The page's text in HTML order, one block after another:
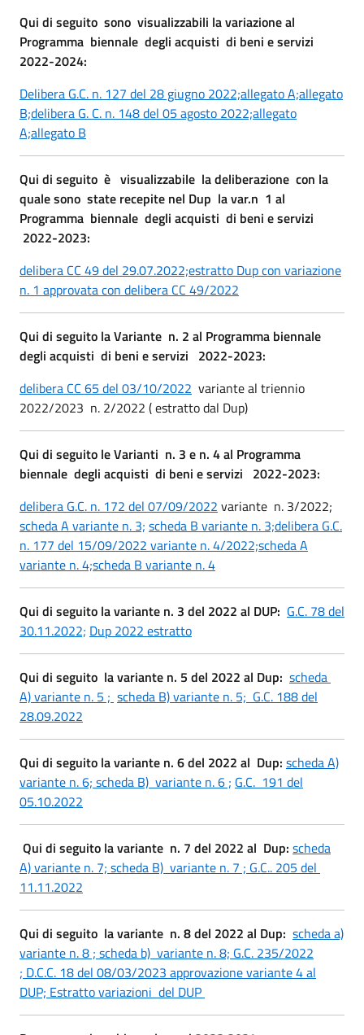
Qui di seguito sono visualizzabili la variazione al
Programma biennale degli acquisti di beni e servizi
2022-2024:
Delibera G.C. n. 127 del 28 giugno 2022;allegato A;allegato
B;delibera G. C. n. 148 del 05 agosto 2022;allegato
A;allegato B
Qui di seguito è visualizzabile la deliberazione con la
quale sono state recepite nel Dup la var.n 1 al
Programma biennale degli acquisti di beni e servizi
2022-2023:
delibera CC 49 del 29.07.2022;estratto Dup con variazione
n. 1 approvata con delibera CC 49/2022
Qui di seguito la Variante n. 2 al Programma biennale
degli acquisti di beni e servizi 2022-2023:
delibera CC 65 del 03/10/2022 variante al triennio
2022/2023 n. 2/2022 ( estratto dal Dup)
Qui di seguito le Varianti n. 3 e n. 4 al Programma
biennale degli acquisti di beni e servizi 2022-2023:
delibera G.C. n. 172 del 07/09/2022 variante n. 3/2022;
scheda A variante n. 3; scheda B variante n. 3;delibera G.C.
n. 177 del 15/09/2022 variante n. 4/2022;scheda A
variante n. 4;scheda B variante n. 4
Qui di seguito la variante n. 3 del 2022 al DUP: G.C. 78 del
30.11.2022; Dup 2022 estratto
Qui di seguito la variante n. 5 del 2022 al Dup: scheda
A) variante n. 5 ; scheda B) variante n. 5; G.C. 188 del
28.09.2022
Qui di seguito la variante n. 6 del 2022 al Dup: scheda A)
variante n. 6; scheda B) variante n. 6 ; G.C. 191 del
05.10.2022
Qui di seguito la variante n. 7 del 2022 al Dup: scheda
A) variante n. 7; scheda B) variante n. 7 ; G.C.. 205 del
11.11.2022
Qui di seguito la variante n. 8 del 2022 al Dup: scheda a)
variante n. 8 ; scheda b) variante n. 8; G.C. 235/2022
; D.C.C. 18 del 08/03/2023 approvazione variante 4 al
DUP; Estratto variazioni del DUP